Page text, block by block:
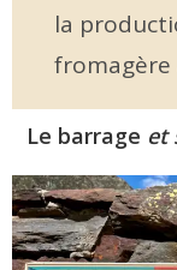
la
fromagère
Le barrage et